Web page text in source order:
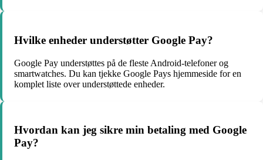
Hvilke enheder understøtter Google Pay?
Google Pay understøttes på de fleste Android-telefoner og
smartwatches. Du kan tjekke Google Pays hjemmeside for en
komplet liste over understøttede enheder.
Hvordan kan jeg sikre min betaling med Google
Pay?